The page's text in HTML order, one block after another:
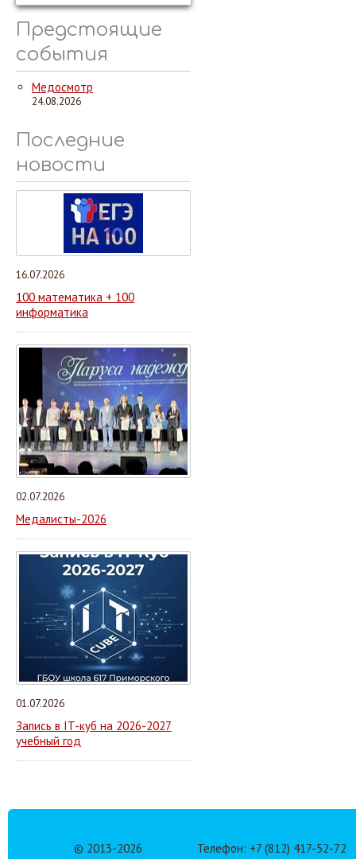
Предстоящие
события
Медосмотр
24.08.2026
Последние
новости
16.07.2026
100 математика + 100
информатика
02.07.2026
Медалисты-2026
01.07.2026
Запись в IT-куб на 2026-2027
учебный год
© 2013-2026 Телефон: +7 (812) 417-52-72